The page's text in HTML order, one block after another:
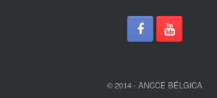
© 2014 - ANCCE BÉLGICA